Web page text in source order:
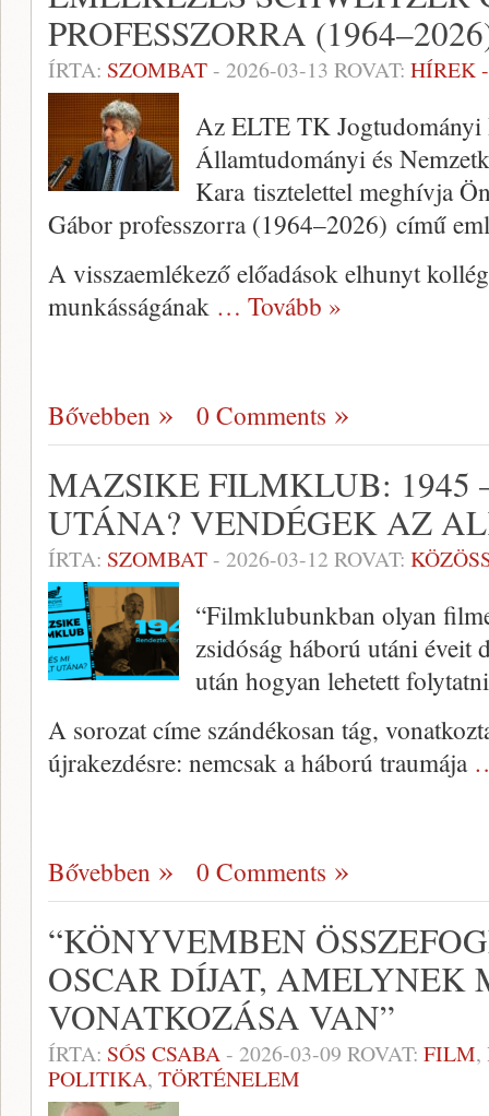
PROFESSZORRA
ÍRTA: SZOMBAT- 2026-03-13 ROVAT: HÍREK
Az ELTE TK Jogtudományi
Államtudományi és
Kara tisztelettel meghívja
Gábor professzorra (1964–2026) című
A visszaemlékező előadások elhunyt
munkásságának … Tovább »
Bővebben 0 Comments
MAZSIKE FILMKLUB: 1945
UTÁNA? VENDÉGEK AZ
ÍRTA: SZOMBAT- 2026-03-12 ROVAT:
“Filmklubunkban olyan
zsidóság háború utáni éveit
után hogyan lehetett
A sorozat címe szándékosan tág,
újrakezdésre: nemcsak a háború traumája
Bővebben 0 Comments
“KÖNYVEMBEN
OSCAR DÍJAT, AMELYNEK
VONATKOZÁSA VAN”
ÍRTA: SÓS CSABA- 2026-03-09 ROVAT: FILM,
POLITIKA, TÖRTÉNELEM